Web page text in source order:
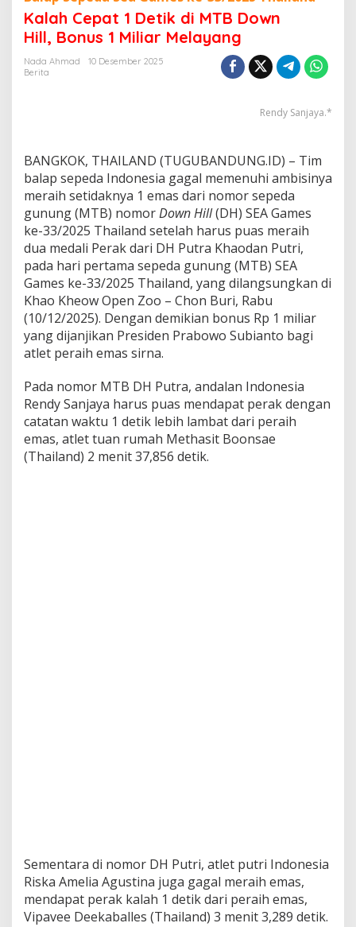
a
C
t
i
k
d
i
M
T
B
D
o
w
n
H
i
l
,
B
o
n
u
Kalah Cepat 1 Detik di MTB Down
Hill, Bonus 1 Miliar Melayang
Nada Ahmad
10 Desember 2025
Berita
Rendy Sanjaya.*
BANGKOK, THAILAND (TUGUBANDUNG.ID) – Tim
balap sepeda Indonesia gagal memenuhi ambisinya
meraih setidaknya 1 emas dari nomor sepeda
gunung (MTB) nomorDown Hill(DH) SEA Games
ke-33/2025 Thailand setelah harus puas meraih
dua medali Perak dari DH Putra Khaodan Putri,
pada hari pertama sepeda gunung (MTB) SEA
Games ke-33/2025 Thailand, yang dilangsungkan di
Khao Kheow Open Zoo – Chon Buri, Rabu
(10/12/2025). Dengan demikian bonus Rp 1 miliar
yang dijanjikan Presiden Prabowo Subianto bagi
atlet peraih emas sirna.
Pada nomor MTB DH Putra, andalan Indonesia
Rendy Sanjaya harus puas mendapat perak dengan
catatan waktu 1 detik lebih lambat dari peraih
emas, atlet tuan rumah Methasit Boonsae
(Thailand) 2 menit 37,856 detik.
Sementara di nomor DH Putri, atlet putri Indonesia
Riska Amelia Agustina juga gagal meraih emas,
mendapat perak kalah 1 detik dari peraih emas,
Vipavee Deekaballes (Thailand) 3 menit 3,289 detik.